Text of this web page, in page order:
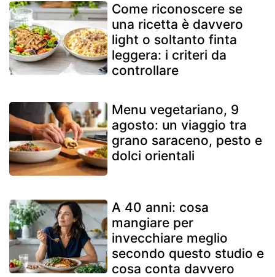
Come riconoscere se
una ricetta è davvero
light o soltanto finta
leggera: i criteri da
controllare
Menu vegetariano, 9
agosto: un viaggio tra
grano saraceno, pesto e
dolci orientali
A 40 anni: cosa
mangiare per
invecchiare meglio
secondo questo studio e
cosa conta davvero